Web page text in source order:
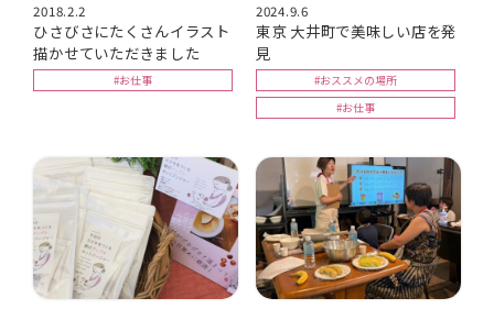
2018.2.2
ひさびさにたくさんイラスト
描かせていただきました
#お仕事
2024.9.6
東京 大井町で美味しい店を発
見
#おススメの場所
#お仕事